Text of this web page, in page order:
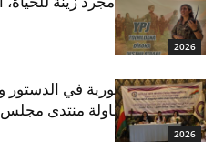
2026
خالقة الحياة.”
2026
دور المرأة السورية في الدستور
حقوقها على طاولة منتدى مجلس